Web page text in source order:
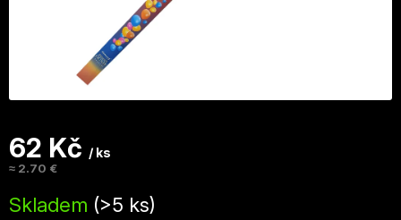
62 Kč / ks
≈ 2.70 €
cena:
Skladem (>5 ks)